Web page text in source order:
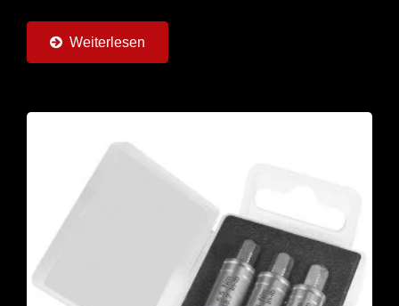
Drehmomentschraubendrehern (0,6 ~ 6 Nm) Und
Jeweils...
Weiterlesen